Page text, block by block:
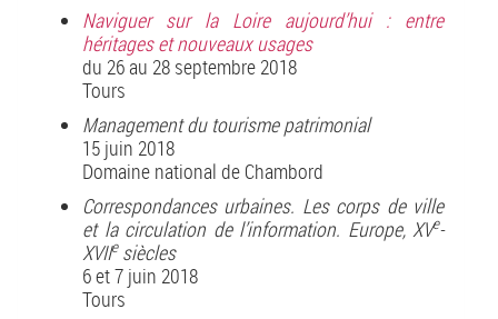
Naviguer sur la Loire aujourd’hui : entre
héritages et nouveaux usages
du 26 au 28 septembre 2018
Tours
Management du tourisme patrimonial
15 juin 2018
Domaine national de Chambord
Correspondances urbaines. Les corps de ville
et la circulation de l’information. Europe, XVe-
XVIIesiècles
6 et 7 juin 2018
Tours